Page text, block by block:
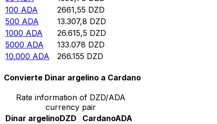
100 ADA 2661,55 DZD
500 ADA 13.307,8 DZD
1000 ADA 26.615,5 DZD
5000 ADA 133.078 DZD
10.000 ADA 266.155 DZD
Convierte Dinar argelino a Cardano
Rate information of DZD/ADA
currency pair
Dinar argelinoDZD CardanoADA